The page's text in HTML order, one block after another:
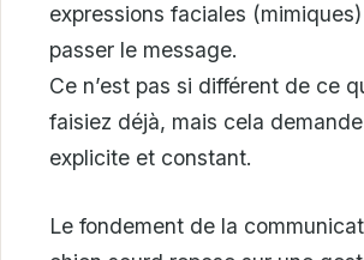
expressions faciales
passer le message.
Ce n’est pas si différent de ce
faisiez déjà, mais cela
explicite et constant.
Le fondement de la